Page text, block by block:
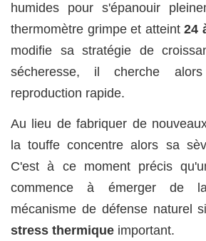
humides pour s'épanouir
thermomètre grimpe et atteint24
modifie sa stratégie de
sécheresse, il cherche
reproduction rapide.
Au lieu de fabriquer de
la touffe concentre alors sa
C'est à ce moment précis
commence à émerger de
mécanisme de défense naturel
stress thermique important.